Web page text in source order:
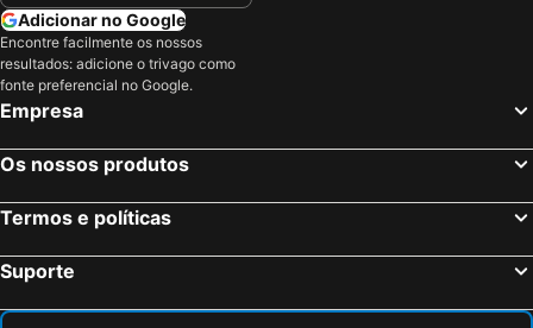
Adicionar no Google
Encontre facilmente os nossos
resultados: adicione o trivago como
fonte preferencial no Google.
Empresa
Os nossos produtos
Termos e políticas
Suporte